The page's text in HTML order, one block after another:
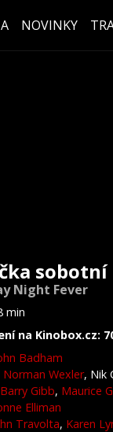
NOVINKY
sobotní
Night Fever
min
na Kinobox.cz:
Badham
Norman Wexler, Nik
Barry Gibb, Maurice
Elliman
Travolta, Karen